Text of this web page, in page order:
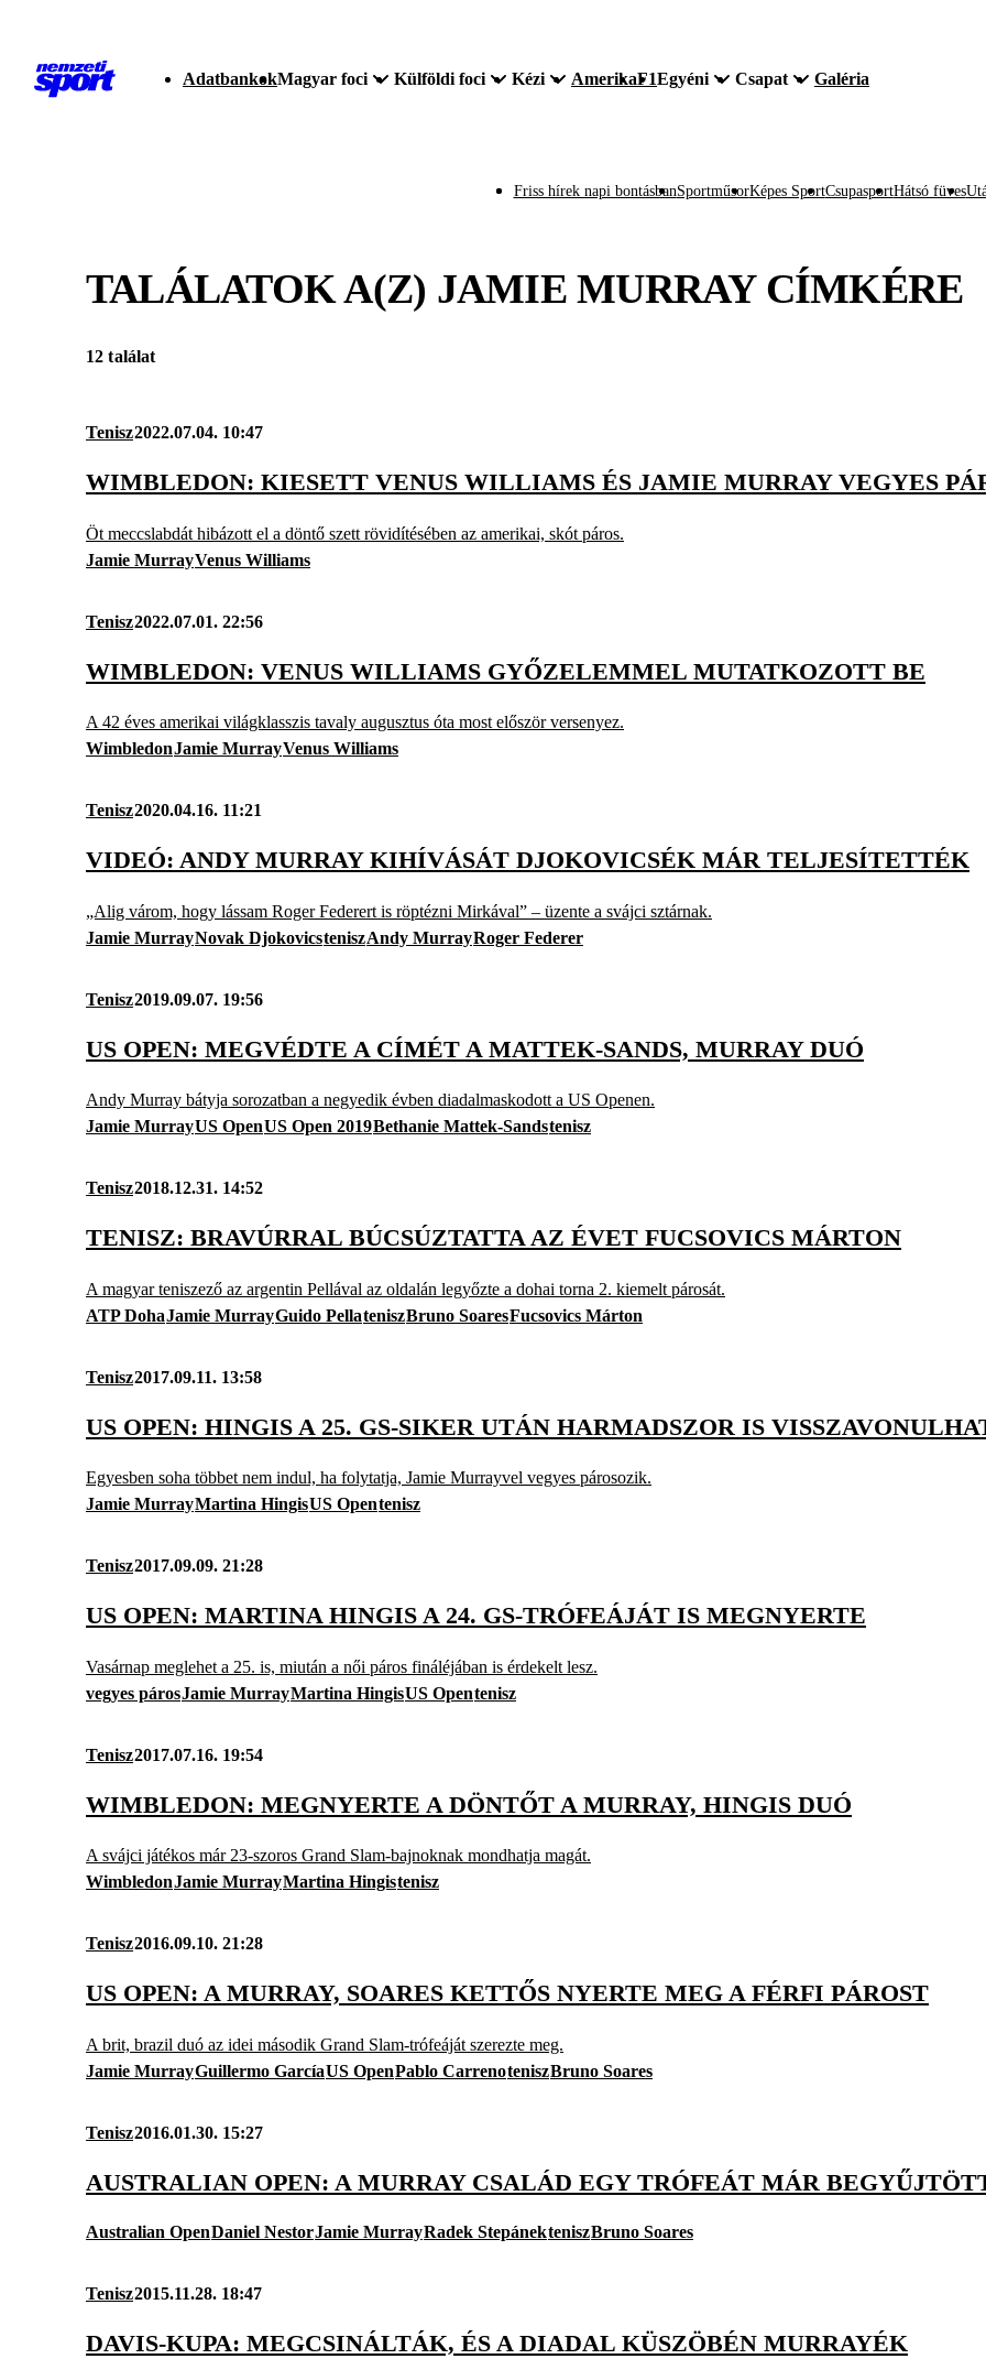
AdatbankokMagyar foci Külföldi foci Kézi AmerikaF1Egyéni Csapat Galéria
Friss hírek napi bontásbanSportműsorKépes SportCsupasportHátsó füves
TALÁLATOK A(Z) JAMIE MURRAYCÍMKÉRE
12 találat
Tenisz2022.07.04. 10:47
WIMBLEDON: KIESETT VENUS WILLIAMS ÉS JAMIE MURRAY VEGYES
Öt meccslabdát hibázott el a döntő szett rövidítésében az amerikai, skót páros.
Jamie MurrayVenus Williams
Tenisz2022.07.01. 22:56
WIMBLEDON: VENUS WILLIAMS GYŐZELEMMEL MUTATKOZOTT BE
A 42 éves amerikai világklasszis tavaly augusztus óta most először versenyez.
WimbledonJamie MurrayVenus Williams
Tenisz2020.04.16. 11:21
VIDEÓ: ANDY MURRAY KIHÍVÁSÁT DJOKOVICSÉK MÁR TELJESÍTETTÉK
„Alig várom, hogy lássam Roger Federert is röptézni Mirkával” – üzente a svájci sztárnak.
Jamie MurrayNovak DjokovicsteniszAndy MurrayRoger Federer
Tenisz2019.09.07. 19:56
US OPEN: MEGVÉDTE A CÍMÉT A MATTEK-SANDS, MURRAY DUÓ
Andy Murray bátyja sorozatban a negyedik évben diadalmaskodott a US Openen.
Jamie MurrayUS OpenUS Open 2019Bethanie Mattek-Sandstenisz
Tenisz2018.12.31. 14:52
TENISZ: BRAVÚRRAL BÚCSÚZTATTA AZ ÉVET FUCSOVICS MÁRTON
A magyar teniszező az argentin Pellával az oldalán legyőzte a dohai torna 2. kiemelt párosát.
ATP DohaJamie MurrayGuido PellateniszBruno SoaresFucsovics Márton
Tenisz2017.09.11. 13:58
US OPEN: HINGIS A 25. GS-SIKER UTÁN HARMADSZOR IS
Egyesben soha többet nem indul, ha folytatja, Jamie Murrayvel vegyes párosozik.
Jamie MurrayMartina HingisUS Opentenisz
Tenisz2017.09.09. 21:28
US OPEN: MARTINA HINGIS A 24. GS-TRÓFEÁJÁT IS MEGNYERTE
Vasárnap meglehet a 25. is, miután a női páros fináléjában is érdekelt lesz.
vegyes párosJamie MurrayMartina HingisUS Opentenisz
Tenisz2017.07.16. 19:54
WIMBLEDON: MEGNYERTE A DÖNTŐT A MURRAY, HINGIS DUÓ
A svájci játékos már 23-szoros Grand Slam-bajnoknak mondhatja magát.
WimbledonJamie MurrayMartina Hingistenisz
Tenisz2016.09.10. 21:28
US OPEN: A MURRAY, SOARES KETTŐS NYERTE MEG A FÉRFI PÁROST
A brit, brazil duó az idei második Grand Slam-trófeáját szerezte meg.
Jamie MurrayGuillermo GarcíaUS OpenPablo CarrenoteniszBruno Soares
Tenisz2016.01.30. 15:27
AUSTRALIAN OPEN: A MURRAY CSALÁD EGY TRÓFEÁT MÁR
Australian OpenDaniel NestorJamie MurrayRadek StepánekteniszBruno Soares
Tenisz2015.11.28. 18:47
DAVIS-KUPA: MEGCSINÁLTÁK, ÉS A DIADAL KÜSZÖBÉN MURRAYÉK